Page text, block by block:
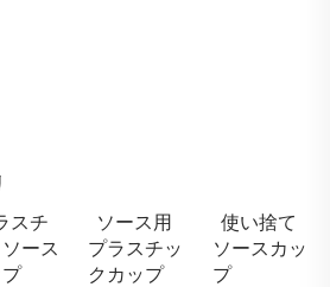
スチ
ース
ソース用
プラスチッ
クカップ
使い捨て
ソースカッ
プ